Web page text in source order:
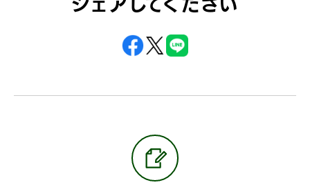
シェアしてください